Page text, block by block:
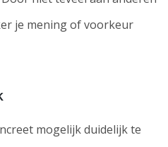
je mening of voorkeur
mogelijk duidelijk te